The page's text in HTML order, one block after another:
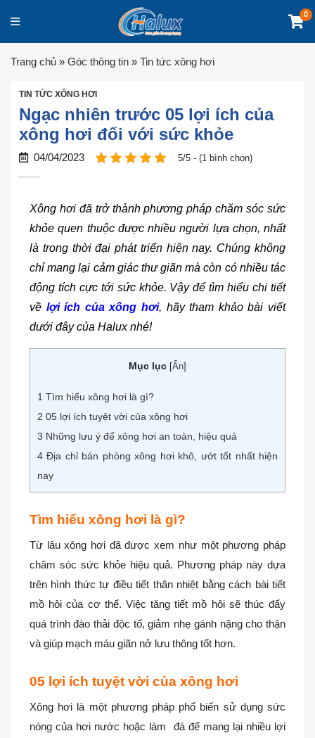
0
Trang chủ » Góc thông tin » Tin tức xông hơi
TIN TỨC XÔNG HƠI
Ngạc nhiên trước 05 lợi ích của
xông hơi đối với sức khỏe
04/04/2023 5/5 - (1 bình chọn)
Xông hơi đã trở thành phương pháp chăm sóc sức
khỏe quen thuộc được nhiều người lựa chọn, nhất
là trong thời đại phát triển hiện nay. Chúng không
chỉ mang lại cảm giác thư giãn mà còn có nhiều tác
động tích cực tới sức khỏe. Vậy để tìm hiểu chi tiết
về lợi ích của xông hơi, hãy tham khảo bài viết
dưới đây của Halux nhé!
Mục lục [Ẩn]
1 Tìm hiểu xông hơi là gì?
2 05 lợi ích tuyệt vời của xông hơi
3 Những lưu ý để xông hơi an toàn, hiệu quả
4 Địa chỉ bán phòng xông hơi khô, ướt tốt nhất hiện
nay
Tìm hiểu xông hơi là gì?
Từ lâu xông hơi đã được xem như một phương pháp
chăm sóc sức khỏe hiệu quả. Phương pháp này dựa
trên hình thức tự điều tiết thân nhiệt bằng cách bài tiết
mồ hôi của cơ thể. Việc tăng tiết mồ hôi sẽ thúc đẩy
quá trình đào thải độc tố, giảm nhẹ gánh nặng cho thận
và giúp mạch máu giãn nở lưu thông tốt hơn.
05 lợi ích tuyệt vời của xông hơi
Xông hơi là một phương pháp phổ biến sử dụng sức
nóng của hơi nước hoặc làm đá để mang lại nhiều lợi